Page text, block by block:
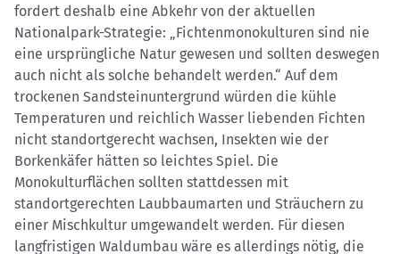
fordert deshalb eine Abkehr von der aktuellen
Nationalpark-Strategie: „Fichtenmonokulturen sind nie
eine ursprüngliche Natur gewesen und sollten deswegen
auch nicht als solche behandelt werden.“ Auf dem
trockenen Sandsteinuntergrund würden die kühle
Temperaturen und reichlich Wasser liebenden Fichten
nicht standortgerecht wachsen, Insekten wie der
Borkenkäfer hätten so leichtes Spiel. Die
Monokulturflächen sollten stattdessen mit
standortgerechten Laubbaumarten und Sträuchern zu
einer Mischkultur umgewandelt werden. Für diesen
langfristigen Waldumbau wäre es allerdings nötig, die